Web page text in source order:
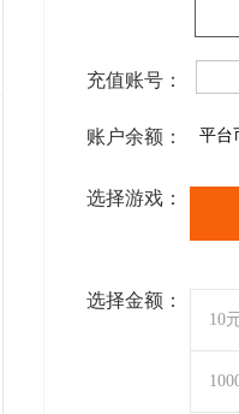
充值账号：
账户余额： 平
选择游戏：
选择金额：
10